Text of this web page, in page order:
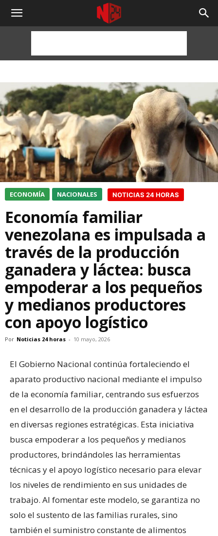
NOTICIAS
HORAS
ECONOMÍA NACIONALES NOTICIAS 24 HORAS
Economía familiar
venezolana es impulsada a
través de la producción
ganadera y láctea: busca
empoderar a los pequeños
y medianos productores
con apoyo logístico
Por Noticias 24 horas - 10 mayo, 2026
El Gobierno Nacional continúa fortaleciendo el
aparato productivo nacional mediante el impulso
de la economía familiar, centrando sus esfuerzos
en el desarrollo de la producción ganadera y láctea
en diversas regiones estratégicas. Esta iniciativa
busca empoderar a los pequeños y medianos
productores, brindándoles las herramientas
técnicas y el apoyo logístico necesario para elevar
los niveles de rendimiento en sus unidades de
trabajo. Al fomentar este modelo, se garantiza no
solo el sustento de las familias rurales, sino
también el suministro constante de alimentos